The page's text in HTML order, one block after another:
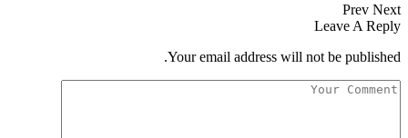
Prev Next
Leave A Reply
Your email address will not be published.